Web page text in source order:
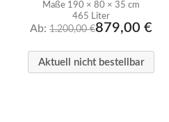
190 × 80 × 35 cm
Maße 190 × 80 × 35 cm
465 Liter
Ab: 1.200,00€879,00 €
Aktuell nicht bestellbar